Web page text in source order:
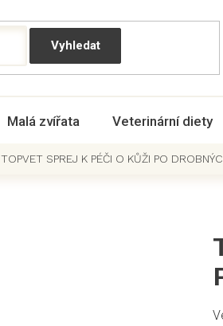
Malá zvířata Veterinární diety
TOPVET SPREJ K PÉČI O KŮŽI PO